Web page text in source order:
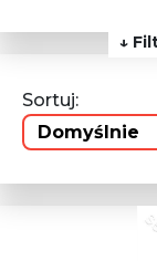
↓
Sortuj: